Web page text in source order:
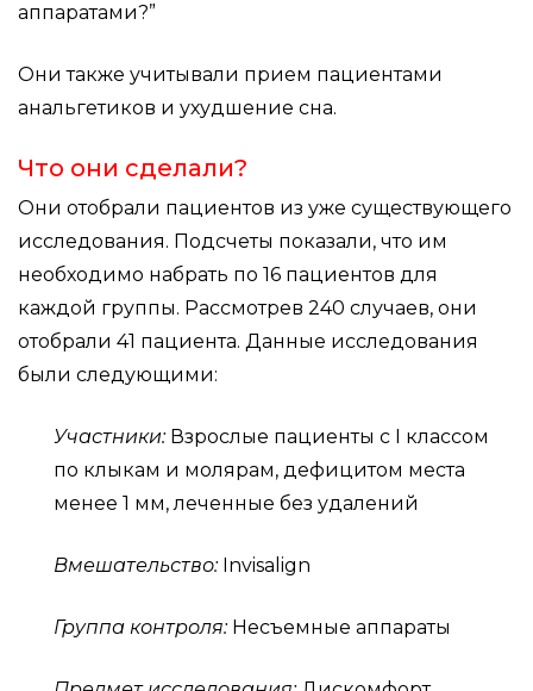
аппаратами?”
Они также учитывали прием пациентами
анальгетиков и ухудшение сна.
Что они сделали?
Они отобрали пациентов из уже существующего
исследования. Подсчеты показали, что им
необходимо набрать по 16 пациентов для
каждой группы. Рассмотрев 240 случаев, они
отобрали 41 пациента. Данные исследования
были следующими:
Участники: Взрослые пациенты с I классом
по клыкам и молярам, дефицитом места
менее 1 мм, леченные без удалений
Вмешательство:Invisalign
Группа контроля: Несъемные аппараты